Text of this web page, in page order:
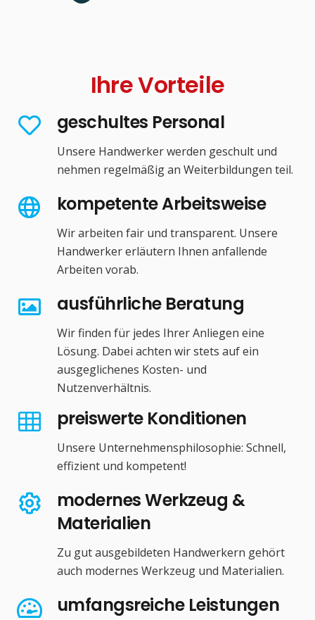
Ihre Vorteile
geschultes Personal
Unsere Handwerker werden geschult und
nehmen regelmäßig an Weiterbildungen teil.
kompetente Arbeitsweise
Wir arbeiten fair und transparent. Unsere
Handwerker erläutern Ihnen anfallende
Arbeiten vorab.
ausführliche Beratung
Wir finden für jedes Ihrer Anliegen eine
Lösung. Dabei achten wir stets auf ein
ausgeglichenes Kosten- und
Nutzenverhältnis.
preiswerte Konditionen
Unsere Unternehmensphilosophie: Schnell,
effizient und kompetent!
modernes Werkzeug &
Materialien
Zu gut ausgebildeten Handwerkern gehört
auch modernes Werkzeug und Materialien.
umfangsreiche Leistungen